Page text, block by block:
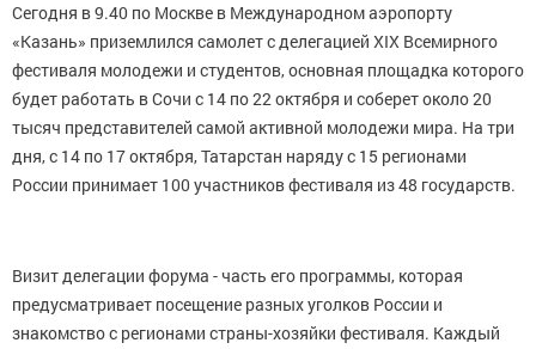
Сегодня в 9.40 по Москве в Международном аэропорту
«Казань» приземлился самолет с делегацией XIX Всемирного
фестиваля молодежи и студентов, основная площадка которого
будет работать в Сочи с 14 по 22 октября и соберет около 20
тысяч представителей самой активной молодежи мира. На три
дня, с 14 по 17 октября, Татарстан наряду с 15 регионами
России принимает 100 участников фестиваля из 48 государств.
Визит делегации форума - часть его программы, которая
предусматривает посещение разных уголков России и
знакомство с регионами страны-хозяйки фестиваля. Каждый